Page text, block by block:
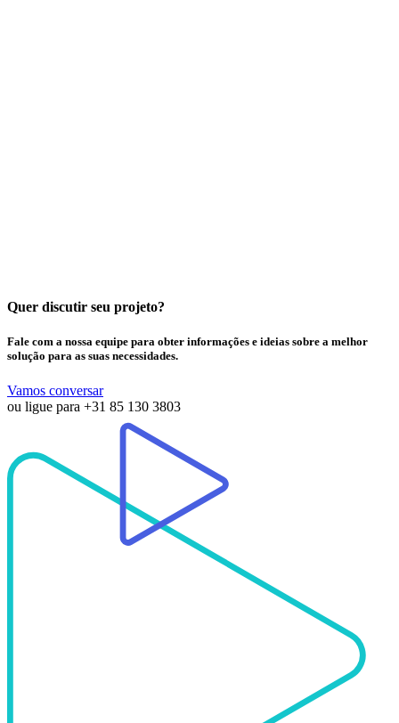
Read more articles about casting here.
Quer discutir seu projeto?
Fale com a nossa equipe para obter informações e ideias sobre a melhor
solução para as suas necessidades.
Vamos conversar
ou ligue para +31 85 130 3803